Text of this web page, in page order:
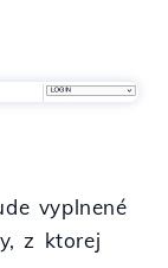
vyplnené
z ktorej